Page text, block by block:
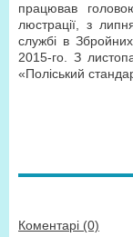
працював
люстрації, з
службі в
2015-го. З
«Поліський
Коментарі (0)